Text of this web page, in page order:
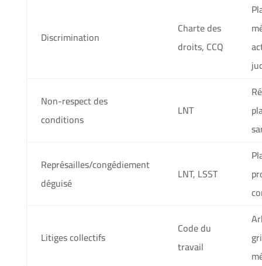
Discrimination
Charte des
droits, CCQ
Non-respect des
conditions
LNT
Représailles/congédiement
déguisé
LNT, LSST
Litiges collectifs
Code du
travail